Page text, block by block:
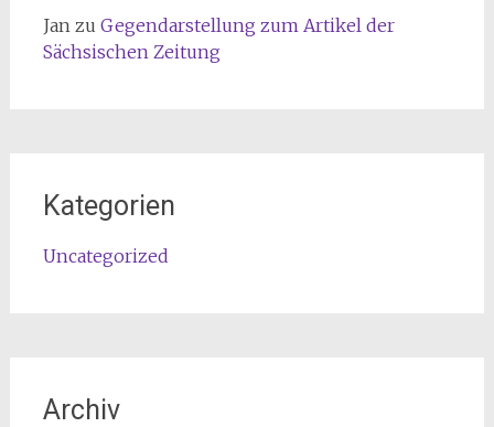
Jan zu Gegendarstellung zum Artikel der
Sächsischen Zeitung
Kategorien
Uncategorized
Archiv